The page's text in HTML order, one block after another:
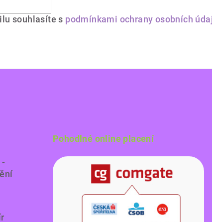
souhlasíte s podmínkami ochrany osobních
-
Pohodlné online placení